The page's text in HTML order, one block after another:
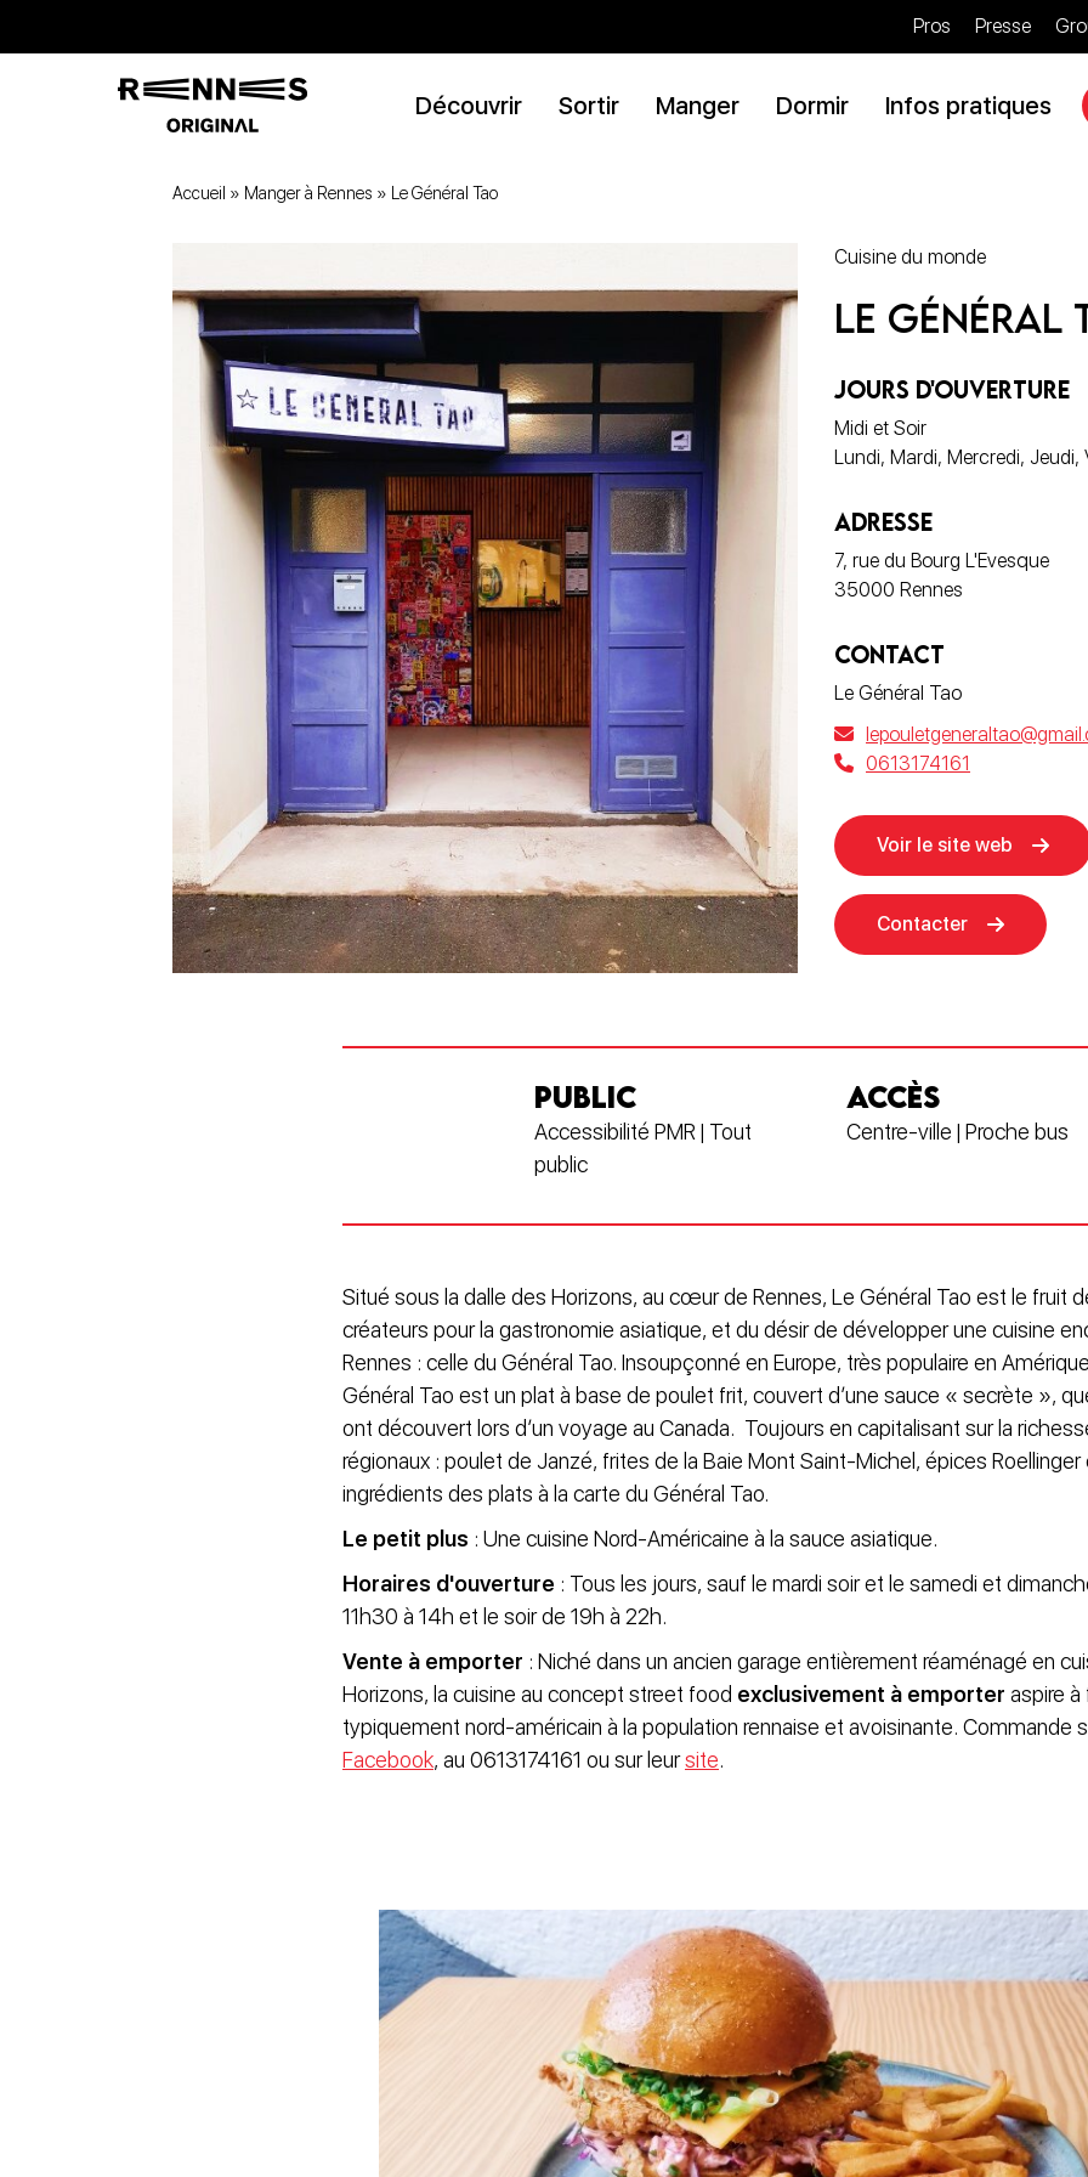
Pros Presse
Découvrir Sortir Manger Dormir Infos pratiques
Accueil » Manger à Rennes » Le Général Tao
Cuisine du monde
Le Général
JOURS D'OUVERTURE
Midi et Soir
Lundi, Mardi, Mercredi,
ADRESSE
7, rue du Bourg L'Evesque
35000 Rennes
CONTACT
Le Général Tao
0613174161
Voir le site web
Contacter
PUBLIC
Accessibilité PMR | Tout
public
ACCÈS
Centre-ville | Proche bus
Situé sous la dalle des Horizons, au cœur de Rennes, Le Général Tao est le fruit
créateurs pour la gastronomie asiatique, et du désir de développer une cuisine
Rennes : celle du Général Tao. Insoupçonné en Europe, très populaire en
Général Tao est un plat à base de poulet frit, couvert d’une sauce « secrète »,
ont découvert lors d’un voyage au Canada. Toujours en capitalisant sur la
régionaux : poulet de Janzé, frites de la Baie Mont Saint-Michel, épices
ingrédients des plats à la carte du Général Tao.
Le petit plus : Une cuisine Nord-Américaine à la sauce asiatique.
Horaires d'ouverture : Tous les jours, sauf le mardi soir et le samedi et
11h30 à 14h et le soir de 19h à 22h.
Vente à emporter : Niché dans un ancien garage entièrement réaménagé en
Horizons, la cuisine au concept street food exclusivement à emporter aspire à
typiquement nord-américain à la population rennaise et avoisinante. Commande
Facebook, au 0613174161 ou sur leursite.